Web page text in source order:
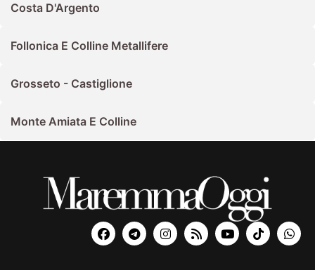
Costa D'Argento
Follonica E Colline Metallifere
Grosseto - Castiglione
Monte Amiata E Colline